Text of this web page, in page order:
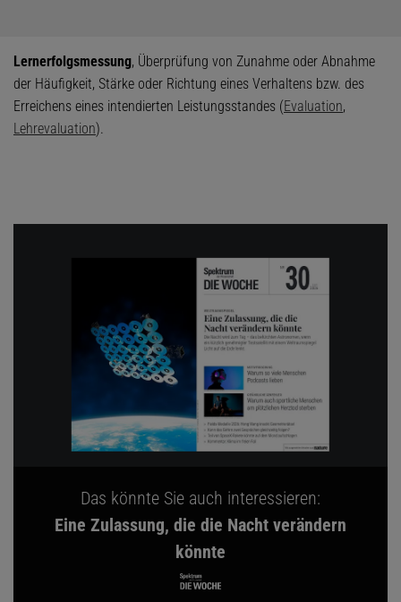
Lernerfolgsmessung, Überprüfung von Zunahme oder Abnahme
der Häufigkeit, Stärke oder Richtung eines Verhaltens bzw. des
Erreichens eines intendierten Leistungsstandes (Evaluation,
Lehrevaluation).
Das könnte Sie auch interessieren:
Eine Zulassung, die die Nacht verändern
könnte